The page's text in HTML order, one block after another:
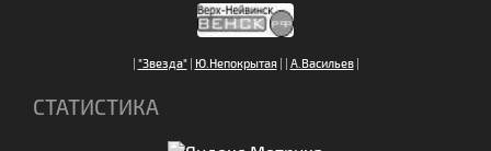
| "Звезда"| Ю.Непокрытая| | А.Васильев|
СТАТИСТИКА